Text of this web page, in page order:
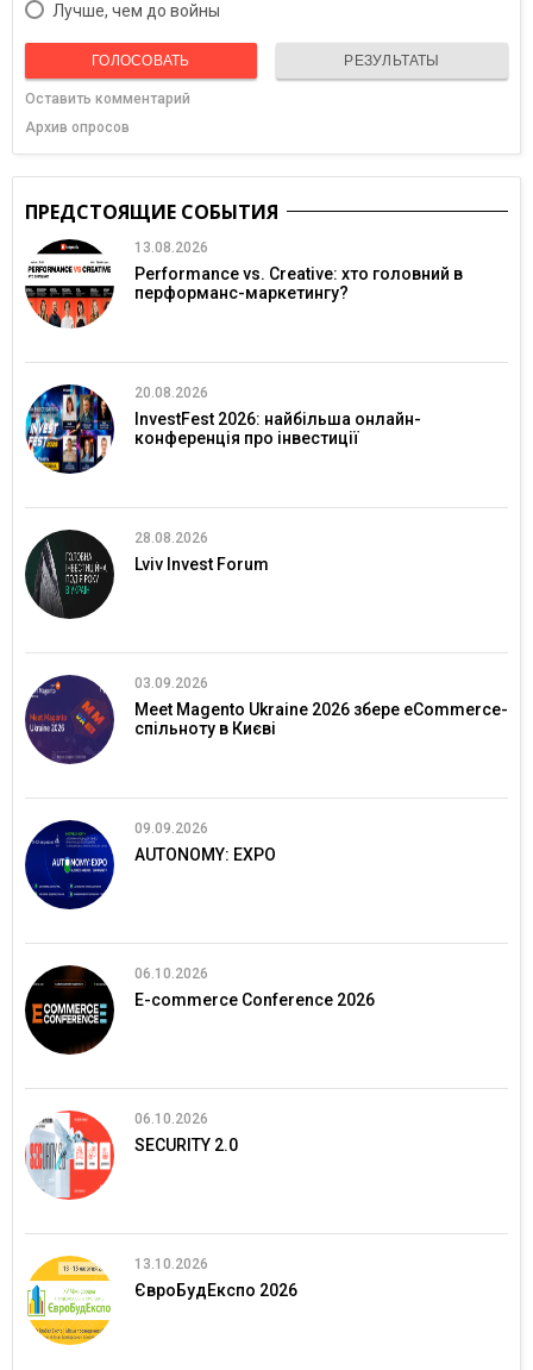
Лучше, чем до войны
ГОЛОСОВАТЬ РЕЗУЛЬТАТЫ
Оставить комментарий
Архив опросов
ПРЕДСТОЯЩИЕ СОБЫТИЯ
13.08.2026
Performance vs. Creative: хто головний в
перформанс-маркетингу?
20.08.2026
InvestFest 2026: найбільша онлайн-
конференція про інвестиції
28.08.2026
Lviv Invest Forum
03.09.2026
Meet Magento Ukraine 2026 збере eCommerce-
спільноту в Києві
09.09.2026
AUTONOMY: EXPO
06.10.2026
E-commerce Conference 2026
06.10.2026
SECURITY 2.0
13.10.2026
ЄвроБудЕкспо 2026